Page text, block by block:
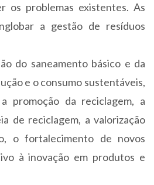
os problemas existentes. As
a gestão de resíduos
do saneamento básico e da
e o consumo sustentáveis,
promoção da reciclagem, a
de reciclagem, a valorização
o fortalecimento de novos
à inovação em produtos e